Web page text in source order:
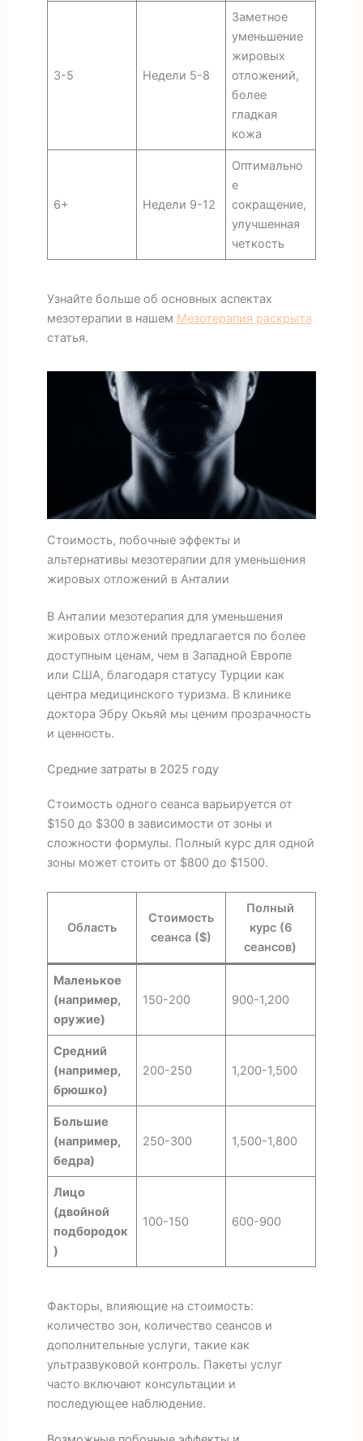
3-5 Недели 5-8
Заметное
уменьшение
жировых
отложений,
более
гладкая
кожа
6+ Недели 9-12
Оптимально
е
сокращение,
улучшенная
четкость
Узнайте больше об основных аспектах
мезотерапии в нашем Мезотерапия раскрыта
статья.
Стоимость, побочные эффекты и
альтернативы мезотерапии для уменьшения
жировых отложений в Анталии
В Анталии мезотерапия для уменьшения
жировых отложений предлагается по более
доступным ценам, чем в Западной Европе
или США, благодаря статусу Турции как
центра медицинского туризма. В клинике
доктора Эбру Окьяй мы ценим прозрачность
и ценность.
Средние затраты в 2025 году
Стоимость одного сеанса варьируется от
$150 до $300 в зависимости от зоны и
сложности формулы. Полный курс для одной
зоны может стоить от $800 до $1500.
Область
Стоимость
сеанса ($)
Полный
курс (6
сеансов)
Маленькое
(например,
оружие)
150-200 900-1,200
Средний
(например,
брюшко)
200-250 1,200-1,500
Большие
(например,
бедра)
250-300 1,500-1,800
Лицо
(двойной
подбородок
)
100-150 600-900
Факторы, влияющие на стоимость:
количество зон, количество сеансов и
дополнительные услуги, такие как
ультразвуковой контроль. Пакеты услуг
часто включают консультации и
последующее наблюдение.